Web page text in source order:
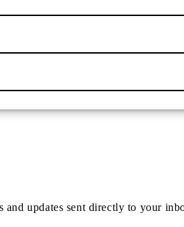
and updates sent directly to your